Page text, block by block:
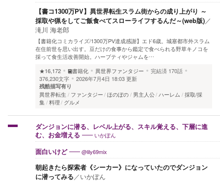
【書コ1300万PV】異世界転生スラム街からの成り上がり ～
採取や猟をしてご飯食べてスローライフするんだ～(web版)／
滝川 海老郎
【書籍化コミカライズ/1300万PV達成感謝】エド6歳。城塞都市外スラム
在住前世を思い出す。豆だけの食事から鑑定で食べられる野草キノコを
採って食生活改善開始。ハーブティやジャムを…
★16,172
書籍化 異世界ファンタジー 完結済 170話
376,230文字
2026年7月4日 18:03 更新
残酷描写有り
異世界転生 ファンタジー ほのぼの 男主人公 ハーレム
採取/採
集 料理 グルメ
ダンジョンに潜る、レベル上がる、スキル覚える、下層に進
む、お金増える
いかぽん
面白いけど @lily69mix
朝起きたら探索者《シーカー》になっていたのでダンジョン
に潜ってみる／いかぽん